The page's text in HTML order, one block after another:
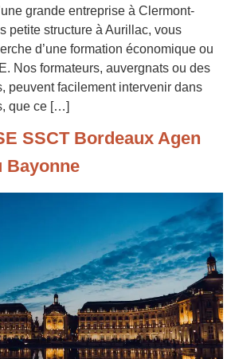
grande entreprise à Clermont-
petite structure à Aurillac, vous
d’une formation économique ou
Nos formateurs, auvergnats ou des
peuvent facilement intervenir dans
que ce […]
SSCT Bordeaux Agen
Bayonne